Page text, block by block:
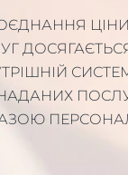
ЦІНИ